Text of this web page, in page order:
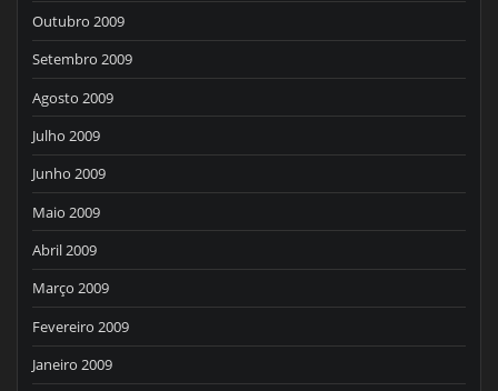
Outubro 2009
Setembro 2009
Agosto 2009
Julho 2009
Junho 2009
Maio 2009
Abril 2009
Março 2009
Fevereiro 2009
Janeiro 2009